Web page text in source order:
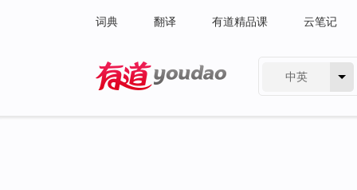
词典 翻译 有道精品课 云笔记
中英